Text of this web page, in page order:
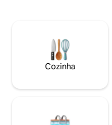
hóspedes. É uma casa onde
se reúnem para relaxar, se
aproveitar a boa energia do
Cozinha